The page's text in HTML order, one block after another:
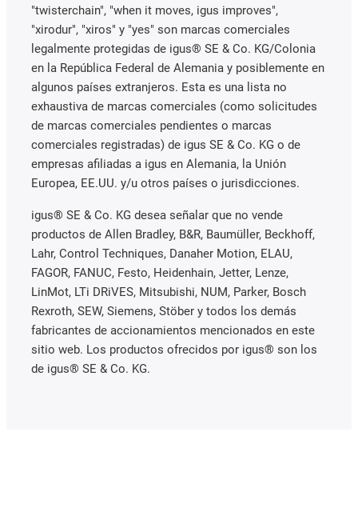
"twisterchain", "when it moves, igus improves",
"xirodur", "xiros" y "yes" son marcas comerciales
legalmente protegidas de igus® SE & Co. KG/Colonia
en la República Federal de Alemania y posiblemente en
algunos países extranjeros. Esta es una lista no
exhaustiva de marcas comerciales (como solicitudes
de marcas comerciales pendientes o marcas
comerciales registradas) de igus SE & Co. KG o de
empresas afiliadas a igus en Alemania, la Unión
Europea, EE.UU. y/u otros países o jurisdicciones.
igus® SE & Co. KG desea señalar que no vende
productos de Allen Bradley, B&R, Baumüller, Beckhoff,
Lahr, Control Techniques, Danaher Motion, ELAU,
FAGOR, FANUC, Festo, Heidenhain, Jetter, Lenze,
LinMot, LTi DRiVES, Mitsubishi, NUM, Parker, Bosch
Rexroth, SEW, Siemens, Stöber y todos los demás
fabricantes de accionamientos mencionados en este
sitio web. Los productos ofrecidos por igus® son los
de igus® SE & Co. KG.